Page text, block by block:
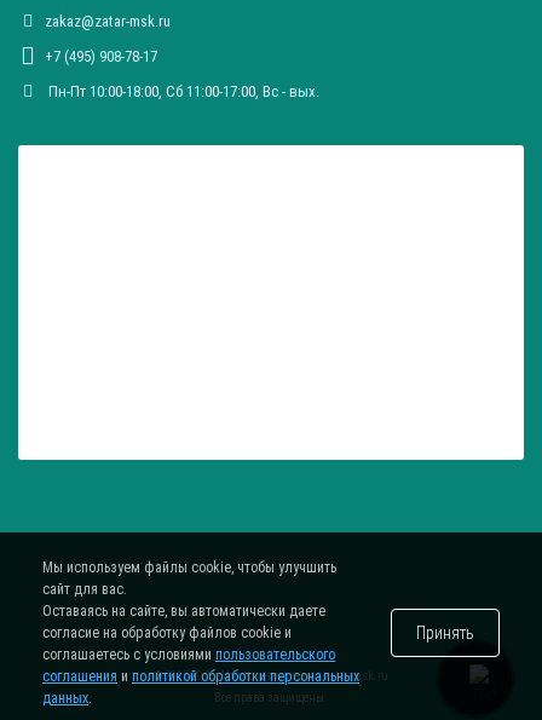
zakaz@zatar-msk.ru
+7 (495) 908-78-17
Пн-Пт 10:00-18:00, Сб 11:00-17:00, Вc - вых.
® 2015-2026. Интернет-магазинzatar-msk.ru
Все права защищены.
Мы используем файлы cookie, чтобы улучшить
сайт для вас.
Оставаясь на сайте, вы автоматически даете
согласие на обработку файлов cookie и
соглашаетесь с условиями пользовательского
соглашения и политикой обработки персональных
данных.
Принять